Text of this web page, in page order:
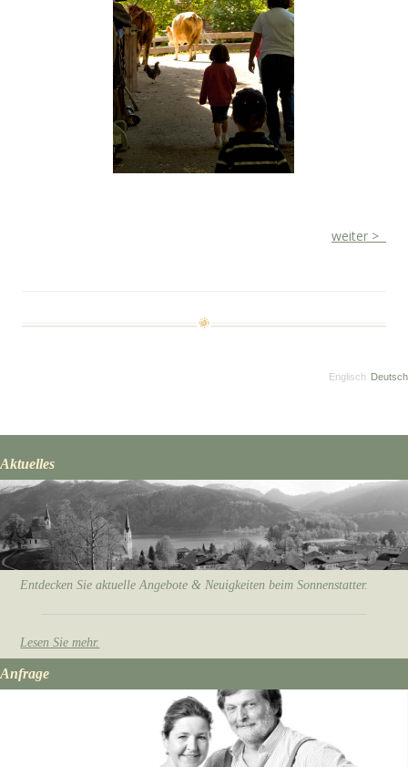
weiter >
Deutsch
Englisch
Aktuelles
Entdecken Sie aktuelle Angebote & Neuigkeiten beim Sonnenstatter.
Lesen Sie mehr.
Anfrage